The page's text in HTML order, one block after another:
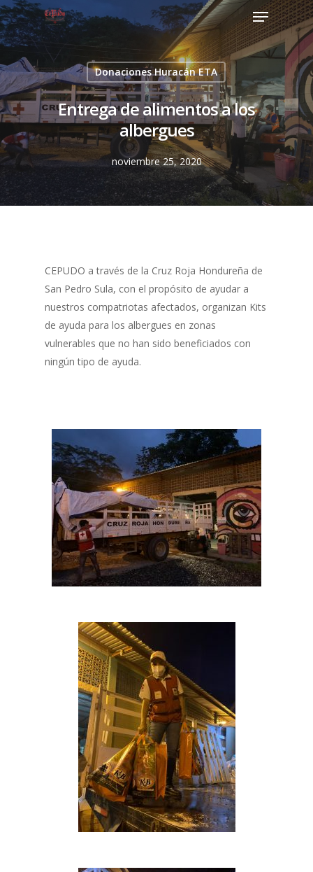
Donaciones Huracán ETA
Entrega de alimentos a los
albergues
noviembre 25, 2020
CEPUDO a través de la Cruz Roja Hondureña de
San Pedro Sula, con el propósito de ayudar a
nuestros compatriotas afectados, organizan Kits
de ayuda para los albergues en zonas
vulnerables que no han sido beneficiados con
ningún tipo de ayuda.